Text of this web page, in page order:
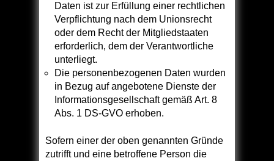
Daten ist zur Erfüllung einer rechtlichen
Verpflichtung nach dem Unionsrecht
oder dem Recht der Mitgliedstaaten
erforderlich, dem der Verantwortliche
unterliegt.
Die personenbezogenen Daten wurden
in Bezug auf angebotene Dienste der
Informationsgesellschaft gemäß Art. 8
Abs. 1 DS-GVO erhoben.
Sofern einer der oben genannten Gründe
zutrifft und eine betroffene Person die